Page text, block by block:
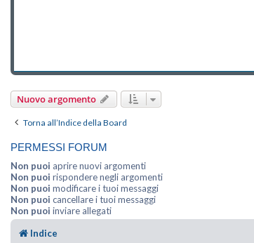
Nuovo argomento
Torna all’Indice della Board
PERMESSI FORUM
Non puoi aprire nuovi argomenti
Non puoi rispondere negli argomenti
Non puoi modificare i tuoi messaggi
Non puoi cancellare i tuoi messaggi
Non puoi inviare allegati
Indice